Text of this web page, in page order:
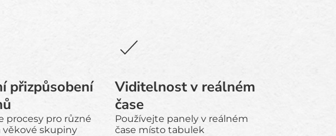
přizpůsobení
procesy pro různé
věkové skupiny
Viditelnost v reálném
čase
Používejte panely v reálném
čase místo tabulek